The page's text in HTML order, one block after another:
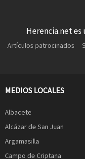
Herencia.net es
Artículos patrocinados
MEDIOS LOCALES
Albacete
Alcázar de San Juan
Argamasilla
Campo de Criptana